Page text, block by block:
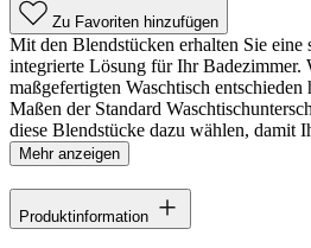
Zu Favoriten hinzufügen
Mit den Blendstücken erhalten Sie eine
integrierte Lösung für Ihr Badezimmer.
maßgefertigten Waschtisch
Maßen der Standard
diese Blendstücke dazu wählen, damit
Mehr anzeigen
Produktinformation